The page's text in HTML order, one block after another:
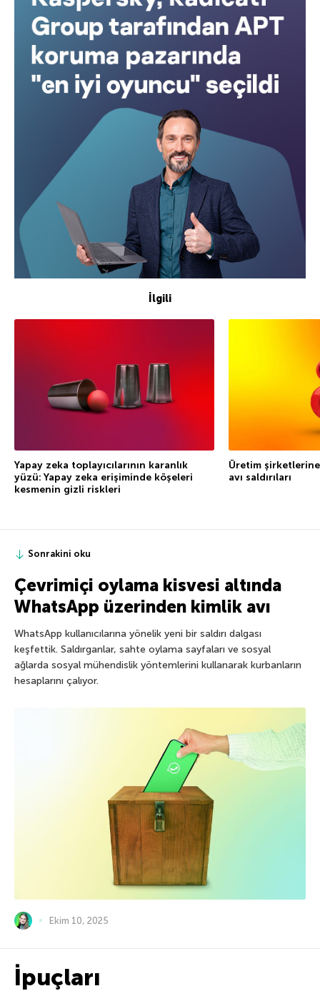
İlgili
Yapay zeka toplayıcılarının karanlık
yüzü: Yapay zeka erişiminde köşeleri
kesmenin gizli riskleri
Üretim
avı saldırıları
Sonrakini oku
Çevrimiçi oylama kisvesi altında
WhatsApp üzerinden kimlik avı
WhatsApp kullanıcılarına yönelik yeni bir saldırı dalgası
keşfettik. Saldırganlar, sahte oylama sayfaları ve sosyal
ağlarda sosyal mühendislik yöntemlerini kullanarak kurbanların
hesaplarını çalıyor.
Ekim 10, 2025
İpuçları